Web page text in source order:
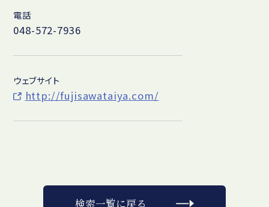
電話
048-572-7936
ウェブサイト
http://fujisawataiya.com/
検索一覧に戻る